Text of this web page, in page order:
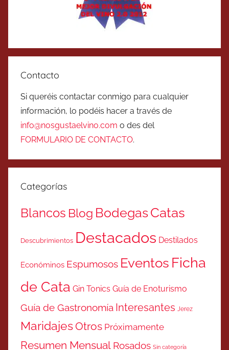
Contacto
Si queréis contactar conmigo para cualquier
información, lo podéis hacer a través de
info@nosgustaelvino.com o des del
FORMULARIO DE CONTACTO.
Categorías
Blancos Blog BodegasCatas
Descubrimientos Destacados Destilados
Económinos Espumosos Eventos Ficha
de Cata Gin Tonics Guía de Enoturismo
Guía de Gastronomía Interesantes Jerez
MaridajesOtros Próximamente
Resumen Mensual Rosados Sin categoría